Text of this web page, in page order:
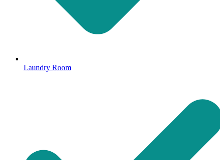
Laundry Room